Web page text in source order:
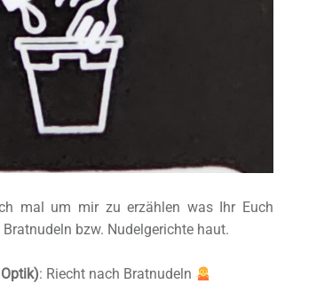
mal um mir zu erzählen was Ihr Euch
bzw. Nudelgerichte haut.
: Riecht nach Bratnudeln